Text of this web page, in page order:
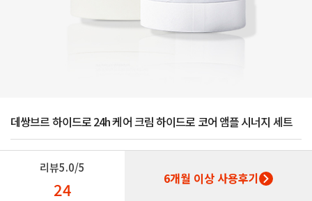
데쌍브르 하이드로 24h 케어 크림 하이드로 코어 앰플 시너지 세트
리뷰5.0/5
24 6개월 이상 사용후기